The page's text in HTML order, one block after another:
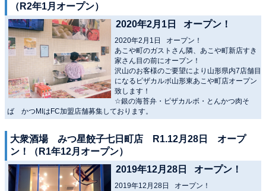
（R2年1月オープン）
2020年2月1日 オープン！
2020年2月1日 オープン！
あこや町のガストさん隣、あこや町新店すき
家さん目の前にオープン！
沢山のお客様のご要望により山形県内7店舗目
になるピザカルボ山形東あこや町店オープン
致します！
☆銀の海苔弁・ピザカルボ・とんかつ肉そ
ば かつMIはFC加盟店舗募集しております。
大衆酒場 みつ星餃子七日町店 R1.12月28日 オープ
ン！（R1年12月オープン）
2019年12月28日 オープン！
2019年12月28日 オープン！